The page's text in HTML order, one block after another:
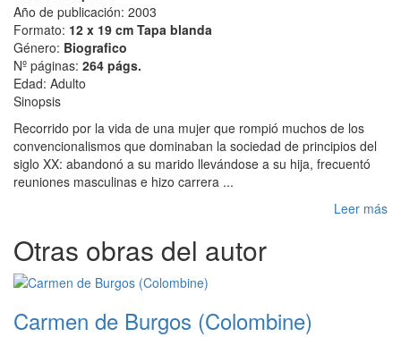
Año de publicación: 2003
Formato: 12 x 19 cm Tapa blanda
Género: Biografico
Nº páginas: 264 págs.
Edad: Adulto
Sinopsis
Recorrido por la vida de una mujer que rompió muchos de los
convencionalismos que dominaban la sociedad de principios del
siglo XX: abandonó a su marido llevándose a su hija, frecuentó
reuniones masculinas e hizo carrera ...
Leer más
Otras obras del autor
Carmen de Burgos (Colombine)